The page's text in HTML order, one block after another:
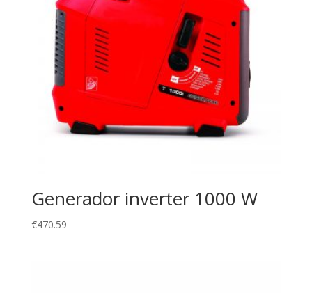
Generador inverter 1000 W
€470.59